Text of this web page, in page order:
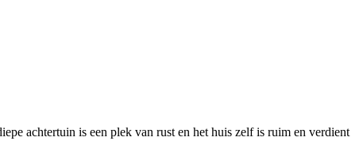
achtertuin is een plek van rust en het huis zelf is ruim en verdient